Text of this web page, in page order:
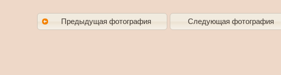
Предыдущая фотография Следующая фотография